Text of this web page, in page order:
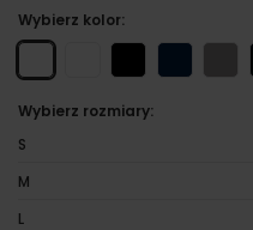
Wybierz kolor:
Wybierz rozmiary:
S
M
L